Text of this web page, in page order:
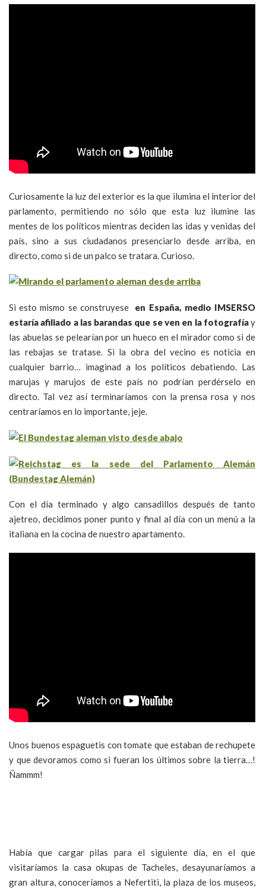
Curiosamente la luz del exterior es la que ilumina el interior del
parlamento, permitiendo no sólo que esta luz ilumine las
mentes de los políticos mientras deciden las idas y venidas del
país, sino a sus ciudadanos presenciarlo desde arriba, en
directo, como si de un palco se tratara. Curioso.
Si esto mismo se construyese en España, medio IMSERSO
estaría afiliado a las barandas que se ven en la fotografíay
las abuelas se pelearían por un hueco en el mirador como si de
las rebajas se tratase. Si la obra del vecino es noticia en
cualquier barrio… imaginad a los políticos debatiendo. Las
marujas y marujos de este país no podrían perdérselo en
directo. Tal vez así terminaríamos con la prensa rosa y nos
centraríamos en lo importante, jeje.
Con el día terminado y algo cansadillos después de tanto
ajetreo, decidimos poner punto y final al día con un menú a la
italiana en la cocina de nuestro apartamento.
Unos buenos espaguetis con tomate que estaban de rechupete
y que devoramos como si fueran los últimos sobre la tierra…!
Ñammm!
Había que cargar pilas para el siguiente día, en el que
visitaríamos la casa okupas de Tacheles, desayunaríamos a
gran altura, conoceríamos a Nefertiti, la plaza de los museos,